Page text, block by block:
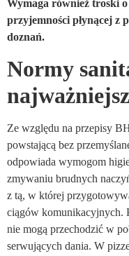
Wymaga również troski
przyjemności płynącej z
doznań.
Normy
Ze względu na przepisy
powstającą bez
odpowiada wymogom
zmywaniu brudnych
z tą, w której
ciągów komunikacyjnych.
nie mogą przechodzić w
serwujących dania. W